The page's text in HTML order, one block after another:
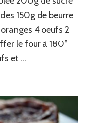
150g de beurre
oranges 4 oeufs 2
le four à 180°
et …